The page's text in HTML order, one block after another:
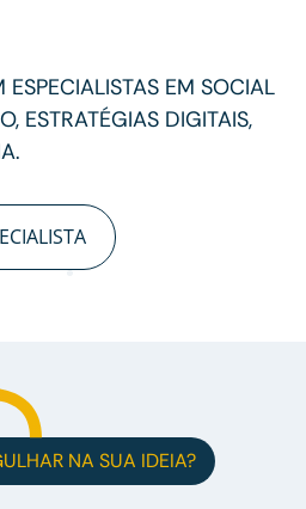
EM SOCIAL
ESTRATÉGIAS DIGITAIS,
NA SUA IDEIA?